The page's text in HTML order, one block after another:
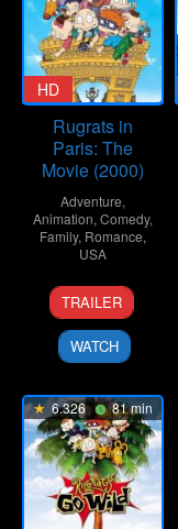
HD
Rugrats in
Paris: The
Movie (2000)
Adventure,
Animation,Comedy,
Family, Romance,
USA
17
Nov
2000
Stig
Bergqvist
TRAILER
WATCH
6.326 81 min